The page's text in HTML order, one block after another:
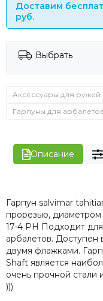
Доставим
руб.
Выбрать
Аксессуары для ружей
Гарпуны для арбалетов
Описание
Гарпун salvimar
прорезью, диаметром
17-4 PH Подходит
арбалетов. Доступен
двумя флажками.
Shaft является
очень прочной стали
)))